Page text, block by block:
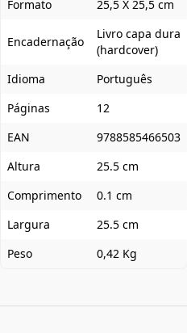
Formato
25,5 X 25,5 cm
Encadernação
Livro capa dura
(hardcover)
Idioma
Português
Páginas
12
EAN
9788585466503
Altura
25.5 cm
Comprimento
0.1 cm
Largura
25.5 cm
Peso
0,42 Kg